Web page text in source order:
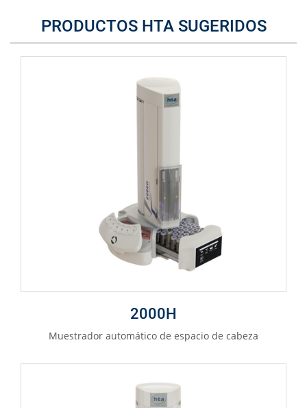
PRODUCTOS HTA SUGERIDOS
2000H
Muestrador automático de espacio de cabeza